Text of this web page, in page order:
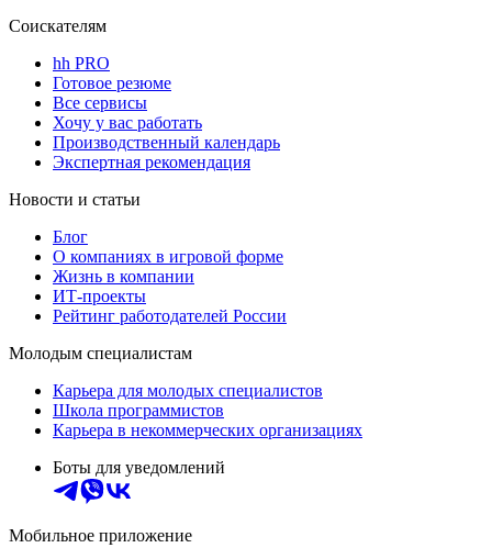
Соискателям
hh PRO
Готовое резюме
Все сервисы
Хочу у вас работать
Производственный календарь
Экспертная рекомендация
Новости и статьи
Блог
О компаниях в игровой форме
Жизнь в компании
ИТ-проекты
Рейтинг работодателей России
Молодым специалистам
Карьера для молодых специалистов
Школа программистов
Карьера в некоммерческих организациях
Боты для уведомлений
Мобильное приложение